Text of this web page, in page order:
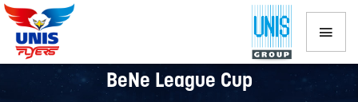
UNIS Flyers plaatst zich voor finale
BeNe League Cup